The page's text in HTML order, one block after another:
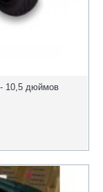
- 10,5 дюймов